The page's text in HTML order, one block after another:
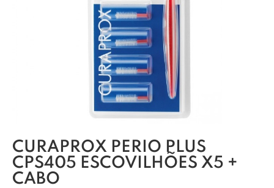
CURAPROX PERIO PLUS
CPS405 ESCOVILHÕES X5 +
CABO